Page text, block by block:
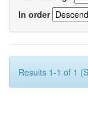
In order
Results 1-1 of 1